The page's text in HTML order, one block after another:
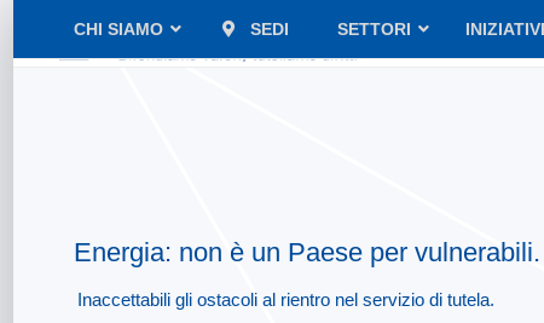
CHI SIAMO SEDI SETTORI
Energia: non è un Paese per vulnerabili.
Inaccettabili gli ostacoli al rientro nel servizio di tutela.